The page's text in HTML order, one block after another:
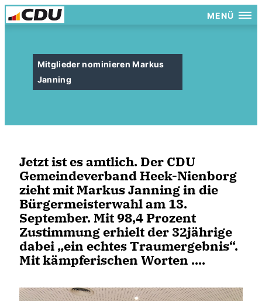
MENÜ
Mitglieder nominieren Markus
Janning
Jetzt ist es amtlich. Der CDU
Gemeindeverband Heek-Nienborg
zieht mit Markus Janning in die
Bürgermeisterwahl am 13.
September. Mit 98,4 Prozent
Zustimmung erhielt der 32jährige
dabei „ein echtes Traumergebnis“.
Mit kämpferischen Worten ....